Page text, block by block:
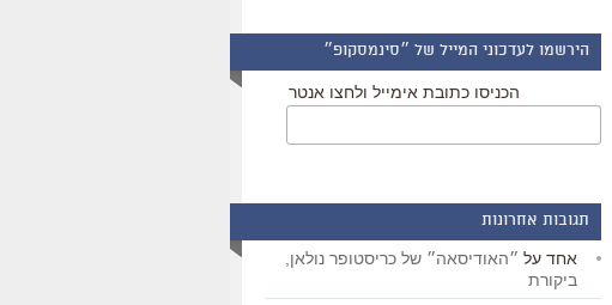
הירשמו לעדכוני המייל של ״סינמסקופ״
הכניסו כתובת אימייל ולחצו אנטר
תגובות אחרונות
אחד על ״האודיסאה״ של כריסטופר נולאן,
ביקורת